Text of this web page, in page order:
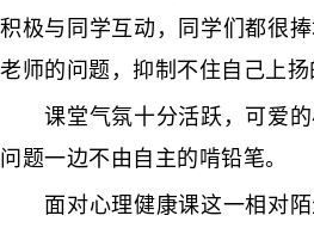
积极与同学互动，同学们都很
老师的问题，抑制不住自己上扬
课堂气氛十分活跃，可爱的
问题一边不由自主的啃铅笔。
面对心理健康课这一相对陌